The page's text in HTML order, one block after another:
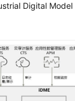
Digital Model